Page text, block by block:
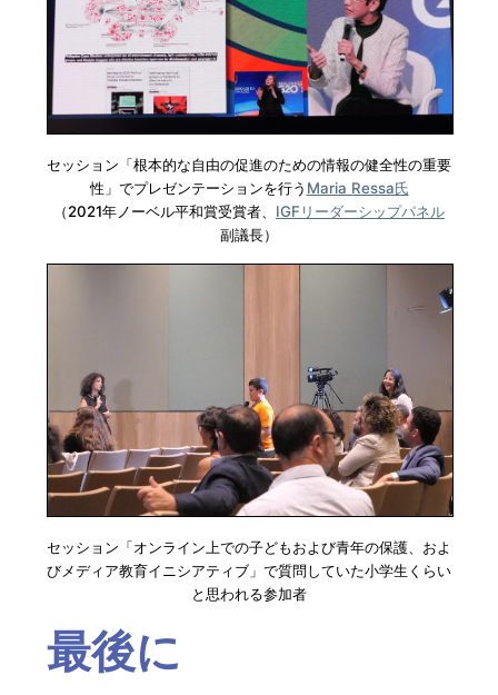
セッション「根本的な自由の促進のための情報の健全性の重要
性」でプレゼンテーションを行う Maria Ressa氏
（2021年ノーベル平和賞受賞者、 IGFリーダーシップパネル
副議長）
セッション「オンライン上での子どもおよび青年の保護、およ
びメディア教育イニシアティブ」で質問していた小学生くらい
と思われる参加者
最後に